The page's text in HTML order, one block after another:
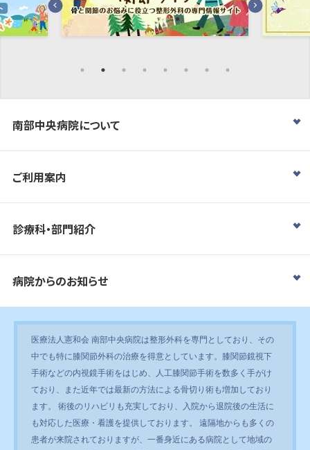
南部中央病院について
ご利用案内
診療科・部門紹介
病院からのお知らせ
医療法人憲和会 南部中央病院は整形外科を専門としており、その
中でも特に膝関節外科の治療を得意としています。膝関節鏡視下
手術などの内視鏡手術をはじめ、人工膝関節手術を数多く手がけ
ており、また近年では最新の方法による骨切り術も増加しており
ます。 術後のリハビリも充実しており、入院から退院後の生活に
も対応した医療・看護を提供しております。 遠隔地からも多くの
患者が来院されておりますが、一番身近にある病院として地域の